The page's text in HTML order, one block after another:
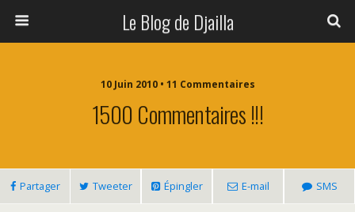
Le Blog de Djailla
10 Juin 2010 • 11 Commentaires
1500 Commentaires !!!
Partager Tweeter Épingler E-mail SMS